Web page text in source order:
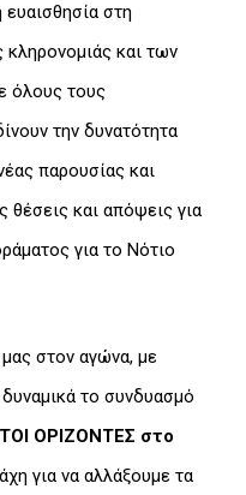
ευαισθησία στη
κληρονομιάς και των
όλους τους
την δυνατότητα
παρουσίας και
και απόψεις για
για το Νότιο
στον αγώνα, με
το συνδυασμό
ΟΡΙΖΟΝΤΕΣ στο
για να αλλάξουμε τα